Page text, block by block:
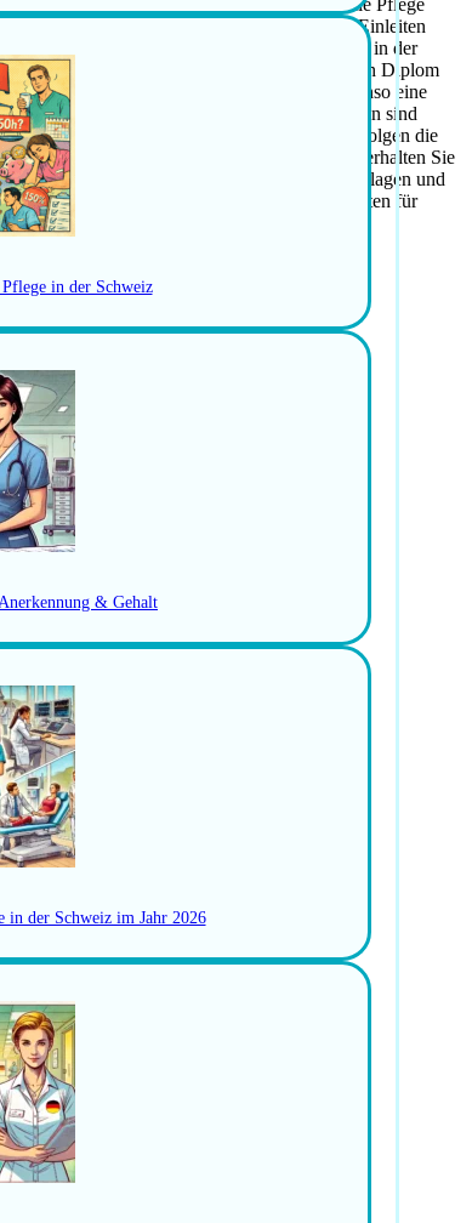
in der Schweiz
& Gehalt
in der Schweiz im Jahr 2026
Erkennen der Patientensituation sowie das Einleiten
von Jean Hospital und unterstützen aktiv in der
Intensivpflege bringen Sie ein Diplom
im Akutbereich ist erforderlich, ebenso eine
Qualitäten und hohe Sozialkompetenzen sind
und lebhaften Spitalalltag und verfolgen die
Das Pensum beträgt 100%. Als Benefit erhalten Sie
vergünstigte Kita vor Ort. Volle Erziehungszulagen und
profitieren Sie von attraktiven Rabatten für
und Patienten
im Gesundheitswesen
auftreten, authentisch bleiben
und Bewerbungsunterlagen